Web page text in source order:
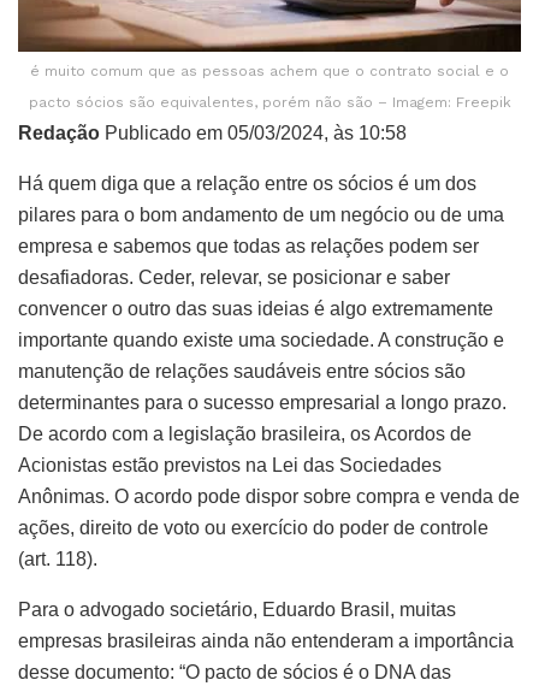
é muito comum que as pessoas achem que o contrato social e o
pacto sócios são equivalentes, porém não são – Imagem: Freepik
Redação Publicado em 05/03/2024, às 10:58
Há quem diga que a relação entre os sócios é um dos
pilares para o bom andamento de um negócio ou de uma
empresa e sabemos que todas as relações podem ser
desafiadoras. Ceder, relevar, se posicionar e saber
convencer o outro das suas ideias é algo extremamente
importante quando existe uma sociedade. A construção e
manutenção de relações saudáveis entre sócios são
determinantes para o sucesso empresarial a longo prazo.
De acordo com a legislação brasileira, os Acordos de
Acionistas estão previstos na Lei das Sociedades
Anônimas. O acordo pode dispor sobre compra e venda de
ações, direito de voto ou exercício do poder de controle
(art. 118).
Para o advogado societário, Eduardo Brasil, muitas
empresas brasileiras ainda não entenderam a importância
desse documento: “O pacto de sócios é o DNA das